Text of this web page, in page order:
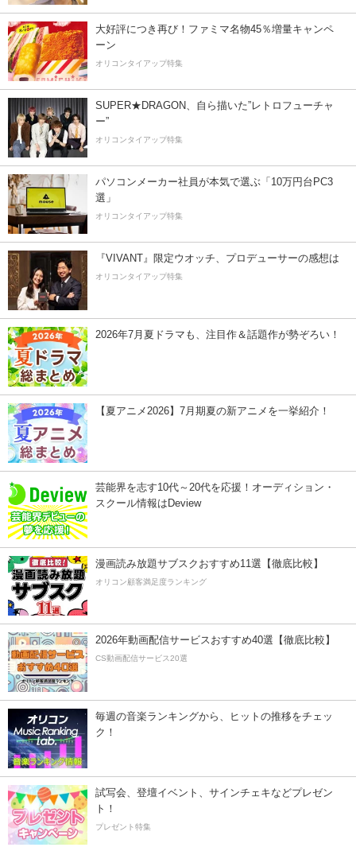
大好評につき再び！ファミマ名物45％増量キャンペ
ーン
オリコンタイアップ特集
SUPER★DRAGON、自ら描いた”レトロフューチャ
ー”
オリコンタイアップ特集
パソコンメーカー社員が本気で選ぶ「10万円台PC3
選」
オリコンタイアップ特集
『VIVANT』限定ウオッチ、プロデューサーの感想は
オリコンタイアップ特集
2026年7月夏ドラマも、注目作＆話題作が勢ぞろい！
【夏アニメ2026】7月期夏の新アニメを一挙紹介！
芸能界を志す10代～20代を応援！オーディション・
スクール情報はDeview
漫画読み放題サブスクおすすめ11選【徹底比較】
オリコン顧客満足度ランキング
2026年動画配信サービスおすすめ40選【徹底比較】
CS動画配信サービス20選
毎週の音楽ランキングから、ヒットの推移をチェッ
ク！
試写会、登壇イベント、サインチェキなどプレゼン
ト！
プレゼント特集